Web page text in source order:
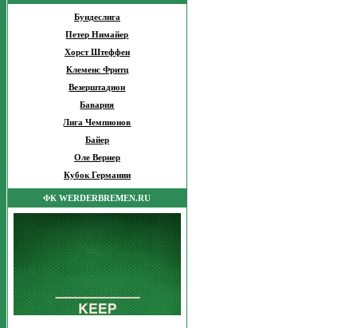
Бундеслига
Петер Нимайер
Хорст Штеффен
Клеменс Фритц
Везерштадион
Бавария
Лига Чемпионов
Байер
Оле Вернер
Кубок Германии
ФК WERDERBREMEN.RU